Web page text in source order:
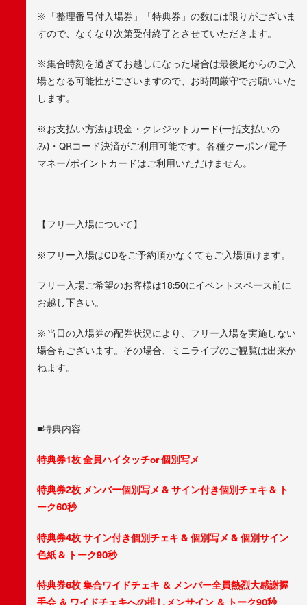
※「整理番号付入場券」「特典券」の数には限りがございま
すので、なくなり次第受付終了とさせていただきます。
※集合時刻を過ぎてお越しになった場合は最後尾からのご入
場となる可能性がございますので、お時間厳守でお願いいた
します。
※お支払い方法は現金・クレジットカード(一括支払いの
み)・QRコード決済がご利用可能です。各種クーポン/電子
マネー/ポイントカードはご利用いただけません。
【フリー入場について】
※フリー入場はCDをご予約頂かなくてもご入場頂けます。
フリー入場ご希望のお客様は18:50にイベントスペース前に
お越し下さい。
※当日の入場券の配券状況により、フリー入場を実施しない
場合もございます。その場合、ミニライブのご観覧は出来か
ねます。
■特典内容
特典券1枚 全員ハイタッチor 個別写メ
特典券2枚 メンバー個別写メ & サイン付き個別チェキ & ト
ーク60秒
特典券4枚 サイン付き個別チェキ & 個別写メ & 個別サイン
色紙 & トーク90秒
特典券6枚 集合ワイドチェキ ＆ メンバー全員熱烈大感謝握